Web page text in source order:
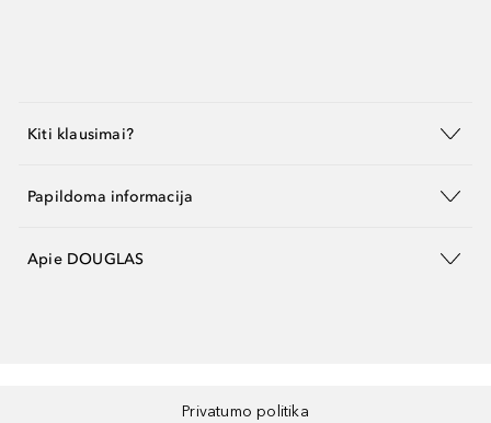
Kiti klausimai?
Papildoma informacija
Apie DOUGLAS
Privatumo politika